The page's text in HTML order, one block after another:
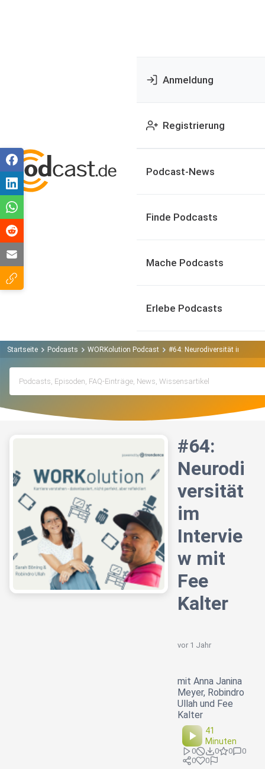
Anmeldung
Registrierung
Podcast-News
Finde Podcasts
Mache Podcasts
Erlebe Podcasts
Startseite Podcasts WORKolution Podcast #64: Neurodiversität im
#64:
Neurodi
versität
im
Intervie
w mit
Fee
Kalter
vor 1 Jahr
mit Anna Janina
Meyer, Robindro
Ullah und Fee
Kalter
41
Minuten
0 0 0
0
0
0